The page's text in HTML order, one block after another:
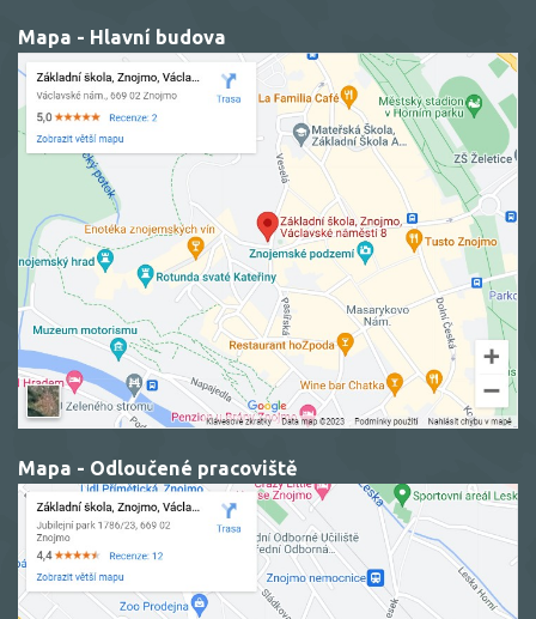
Mapa - Hlavní budova
Mapa - Odloučené pracoviště